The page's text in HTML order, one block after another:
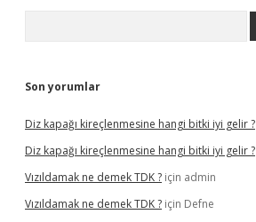
Son yorumlar
Diz kapağı kireçlenmesine hangi bitki iyi gelir ?
Diz kapağı kireçlenmesine hangi bitki iyi gelir ?
Vızıldamak ne demek TDK ? için admin
Vızıldamak ne demek TDK ? için Defne